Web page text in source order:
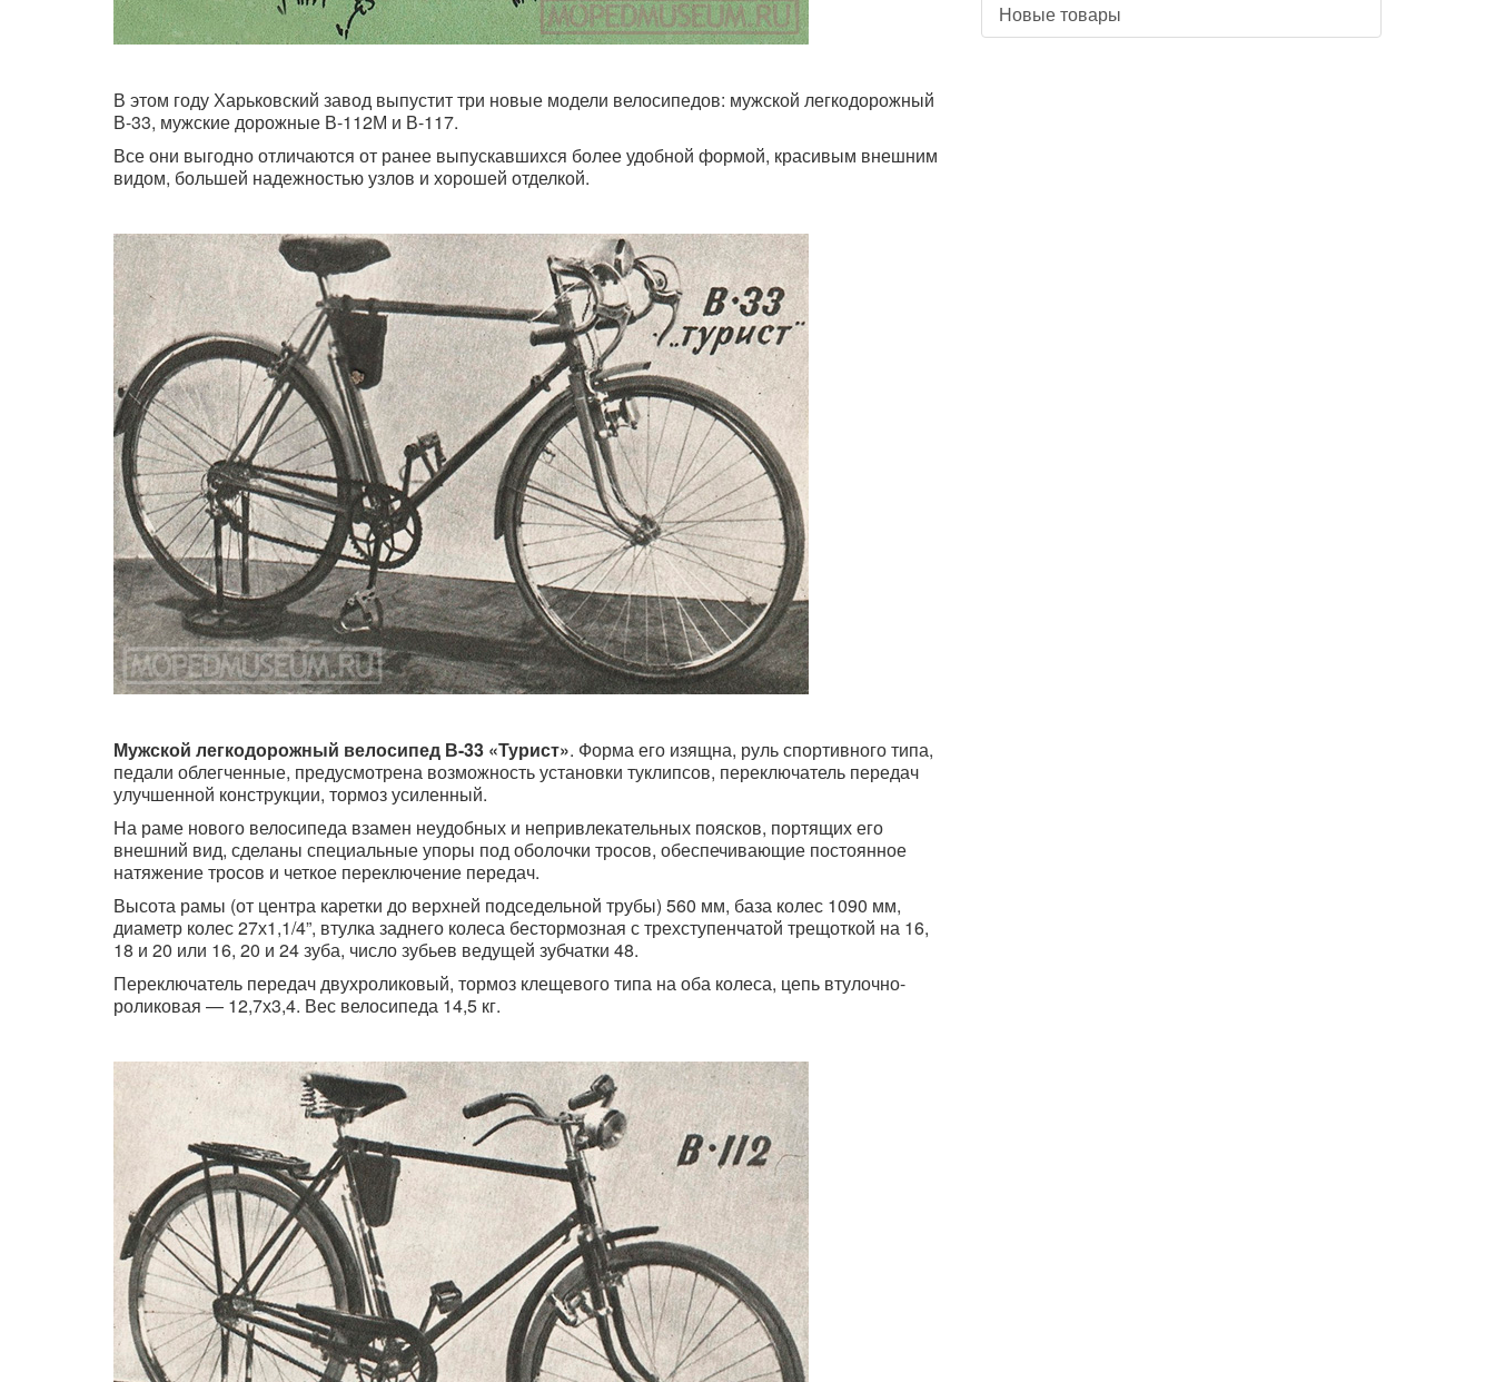
В этом году Харьковский завод выпустит три новые модели велосипедов: мужской легкодорожный
В-33, мужские дорожные В-112М и В-117.
Все они выгодно отличаются от ранее выпускавшихся более удобной формой, красивым внешним
видом, большей надежностью узлов и хорошей отделкой.
Мужской легкодорожный велосипед В-33 «Турист». Форма его изящна, руль спортивного типа,
педали облегченные, предусмотрена возможность установки туклипсов, переключатель передач
улучшенной конструкции, тормоз усиленный.
На раме нового велосипеда взамен неудобных и непривлекательных поясков, портящих его
внешний вид, сделаны специальные упоры под оболочки тросов, обеспечивающие постоянное
натяжение тросов и четкое переключение передач.
Высота рамы (от центра каретки до верхней подседельной трубы) 560 мм, база колес 1090 мм,
диаметр колес 27х1,1/4”, втулка заднего колеса бестормозная с трехступенчатой трещоткой на 16,
18 и 20 или 16, 20 и 24 зуба, число зубьев ведущей зубчатки 48.
Переключатель передач двухроликовый, тормоз клещевого типа на оба колеса, цепь втулочно-
роликовая — 12,7х3,4. Вес велосипеда 14,5 кг.
Новые товары